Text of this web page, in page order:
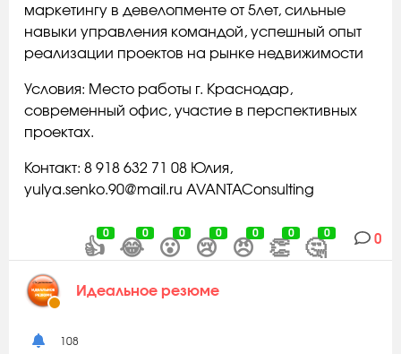
маркетингу в девелопменте от 5лет, сильные
навыки управления командой, успешный опыт
реализации проектов на рынке недвижимости
Условия: Место работы г. Краснодар,
современный офис, участие в перспективных
проектах.
Контакт: 8 918 632 71 08 Юлия,
yulya.senko.90@mail.ru AVANTAConsulting
👍
0
😂
0
😮
0
😢
0
😠
0
👏
0
🤔
0
0
Идеальное резюме
108